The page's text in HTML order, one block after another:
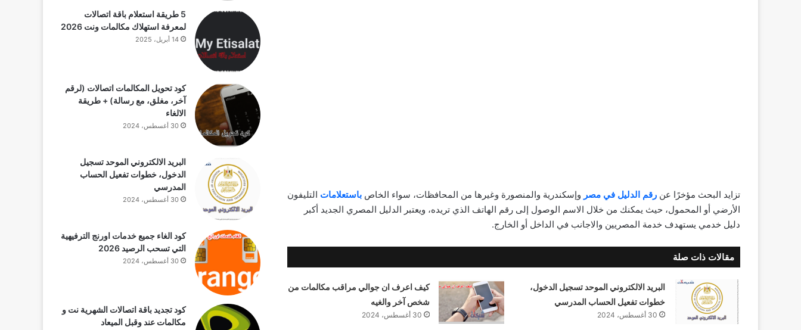
تزايد البحث مؤخرًا عن رقم الدليل في مصر وإسكندرية والمنصورة وغيرها من المحافظات، سواء الخاص باستعلامات التليفون
الأرضي أو المحمول، حيث يمكنك من خلال الاسم الوصول إلى رقم الهاتف الذي تريده، ويعتبر الدليل المصري الجديد أكبر
دليل خدمي يستهدف خدمة المصريين والاجانب في الداخل أو الخارج.
مقالات ذات صلة
البريد الالكتروني الموحد تسجيل الدخول،
خطوات تفعيل الحساب المدرسي
30 أغسطس، 2024
كيف اعرف ان جوالي مراقب مكالمات من
شخص آخر والغيه
30 أغسطس، 2024
5 طريقة استعلام باقة اتصالات
لمعرفة استهلاك مكالمات ونت 2026
14 أبريل، 2025
كود تحويل المكالمات اتصالات (لرقم
آخر، مغلق، مع رسالة) + طريقة
الالغاء
30 أغسطس، 2024
البريد الالكتروني الموحد تسجيل
الدخول، خطوات تفعيل الحساب
المدرسي
30 أغسطس، 2024
كود الغاء جميع خدمات اورنج الترفيهية
التي تسحب الرصيد 2026
30 أغسطس، 2024
كود تجديد باقة اتصالات الشهرية نت و
مكالمات عند وقبل الميعاد